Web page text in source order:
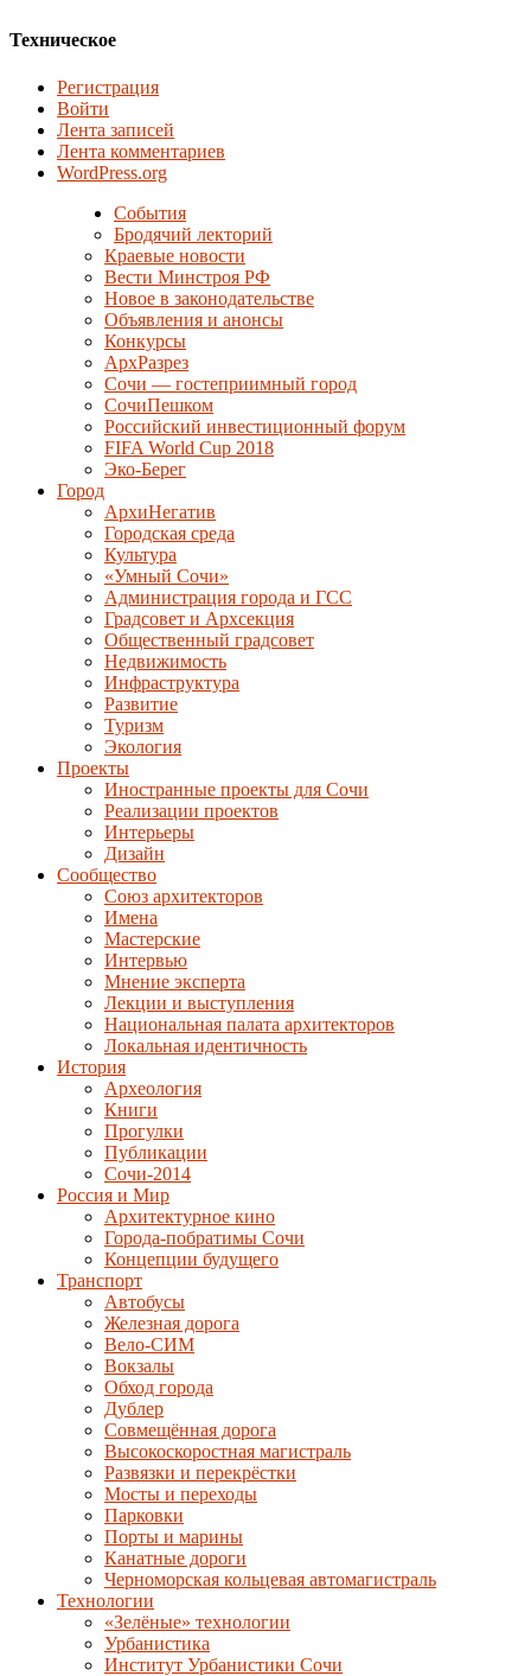
Техническое
Регистрация
Войти
Лента записей
Лента комментариев
WordPress.org
События
Бродячий лекторий
Краевые новости
Вести Минстроя РФ
Новое в законодательстве
Объявления и анонсы
Конкурсы
АрхРазрез
Сочи — гостеприимный город
СочиПешком
Российский инвестиционный форум
FIFA World Cup 2018
Эко-Берег
Город
АрхиНегатив
Городская среда
Культура
«Умный Сочи»
Администрация города и ГСС
Градсовет и Архсекция
Общественный градсовет
Недвижимость
Инфраструктура
Развитие
Туризм
Экология
Проекты
Иностранные проекты для Сочи
Реализации проектов
Интерьеры
Дизайн
Сообщество
Союз архитекторов
Имена
Мастерские
Интервью
Мнение эксперта
Лекции и выступления
Национальная палата архитекторов
Локальная идентичность
История
Археология
Книги
Прогулки
Публикации
Сочи-2014
Россия и Мир
Архитектурное кино
Города-побратимы Сочи
Концепции будущего
Транспорт
Автобусы
Железная дорога
Вело-СИМ
Вокзалы
Обход города
Дублер
Совмещённая дорога
Высокоскоростная магистраль
Развязки и перекрёстки
Мосты и переходы
Парковки
Порты и марины
Канатные дороги
Черноморская кольцевая автомагистраль
Технологии
«Зелёные» технологии
Урбанистика
Институт Урбанистики Сочи